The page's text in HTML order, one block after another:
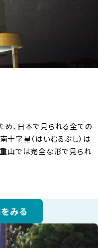
、日本で見られる全ての
十字星（はいむるぶし）は
山では完全な形で見られ
みる